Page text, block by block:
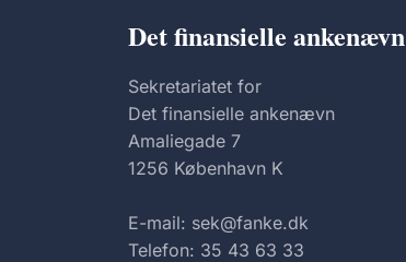
Det finansielle ankenævn
Sekretariatet for
Det finansielle ankenævn
Amaliegade 7
1256 København K
E-mail: sek@fanke.dk
Telefon: 35 43 63 33